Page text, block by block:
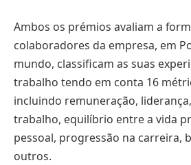
Ambos os prémios avaliam a
colaboradores da empresa, em
mundo, classificam as suas
trabalho tendo em conta 16
incluindo remuneração,
trabalho, equilíbrio entre a vida
pessoal, progressão na carreira,
outros.